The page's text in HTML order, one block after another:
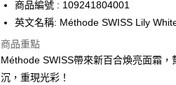
WeChat Pay
BoC Pay
商品編號 : 109241804001
英文名稱: Méthode SWISS Lily
商品重點
Méthode SWISS帶來新百合煥亮面霜，
沉，重現光彩！